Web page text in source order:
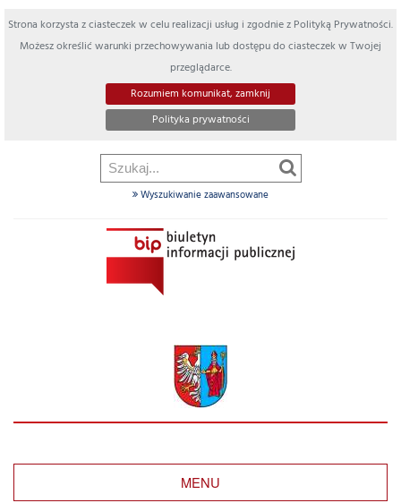
Strona korzysta z ciasteczek w celu realizacji usług i zgodnie z Polityką Prywatności.
Możesz określić warunki przechowywania lub dostępu do ciasteczek w Twojej
przeglądarce.
Rozumiem komunikat, zamknij
Polityka prywatności
Wyszukiwanie zaawansowane
MENU